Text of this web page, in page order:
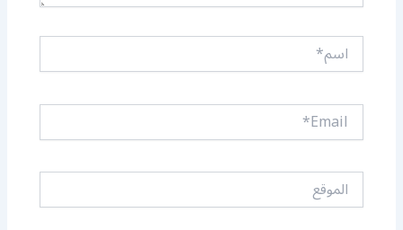
اسم*
Email*
الموقع